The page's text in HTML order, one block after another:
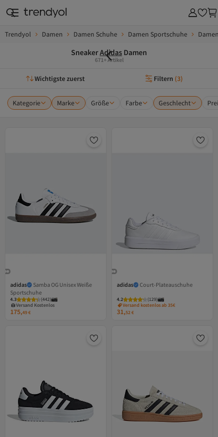
Trendyol Damen Damen Schuhe Damen Sportschuhe
SneakerAdidas Damen
671+ Artikel
Wichtigste zuerst Filtern (3)
Kategorie Marke Größe Farbe Geschlecht
adidas
Samba OG Unisex Weiße
Sportschuhe
4.3 (442)
Versand Kostenlos
Gratis Versand
Versand Kostenlos
175,49€
adidas Court-Plateauschuhe
4.2 (129)
Versand kostenlos ab 35€
31,52€